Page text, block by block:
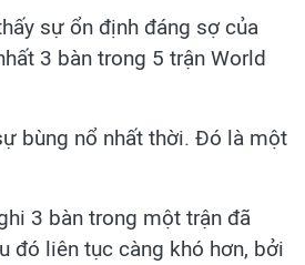
sự ổn định đáng sợ của
3 bàn trong 5 trận World
bùng nổ nhất thời. Đó là một
3 bàn trong một trận đã
đó liên tục càng khó hơn, bởi